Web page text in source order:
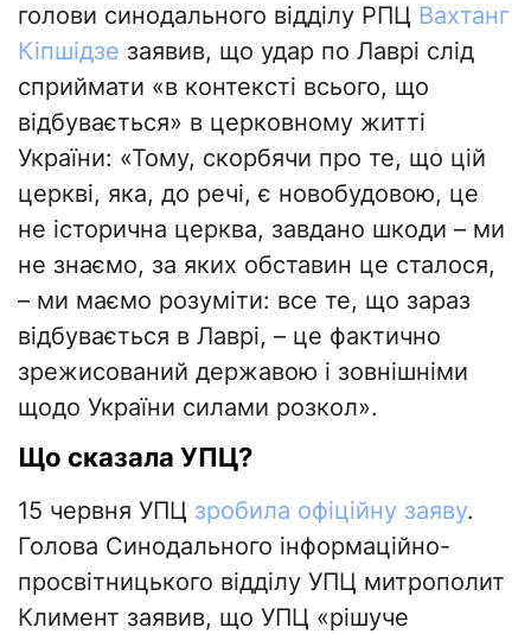
голови синодального відділу РПЦ Вахтанг
Кіпшідзе заявив, що удар по Лаврі слід
сприймати «в контексті всього, що
відбувається» в церковному житті
України: «Тому, скорбячи про те, що цій
церкві, яка, до речі, є новобудовою, це
не історична церква, завдано шкоди – ми
не знаємо, за яких обставин це сталося,
– ми маємо розуміти: все те, що зараз
відбувається в Лаврі, – це фактично
зрежисований державою і зовнішніми
щодо України силами розкол».
Що сказала УПЦ?
15 червня УПЦ зробила офіційну заяву.
Голова Синодального інформаційно-
просвітницького відділу УПЦ митрополит
Климент заявив, що УПЦ «рішуче